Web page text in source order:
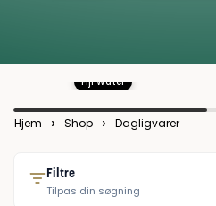
Fiji Water
Hjem › Shop › Dagligvarer
Filtre
Tilpas din søgning